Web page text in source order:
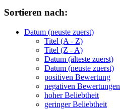
Sortieren nach:
Datum (neuste zuerst)
Titel (A - Z)
Titel (Z - A)
Datum (älteste zuerst)
Datum (neuste zuerst)
positiven Bewertung
negativen Bewertungen
hoher Beliebtheit
geringer Beliebtheit